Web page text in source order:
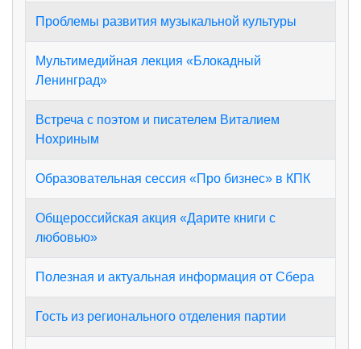
Проблемы развития музыкальной культуры
Мультимедийная лекция «Блокадный
Ленинград»
Встреча с поэтом и писателем Виталием
Нохриным
Образовательная сессия «Про бизнес» в КПК
Общероссийская акция «Дарите книги с
любовью»
Полезная и актуальная информация от Сбера
Гость из регионального отделения партии